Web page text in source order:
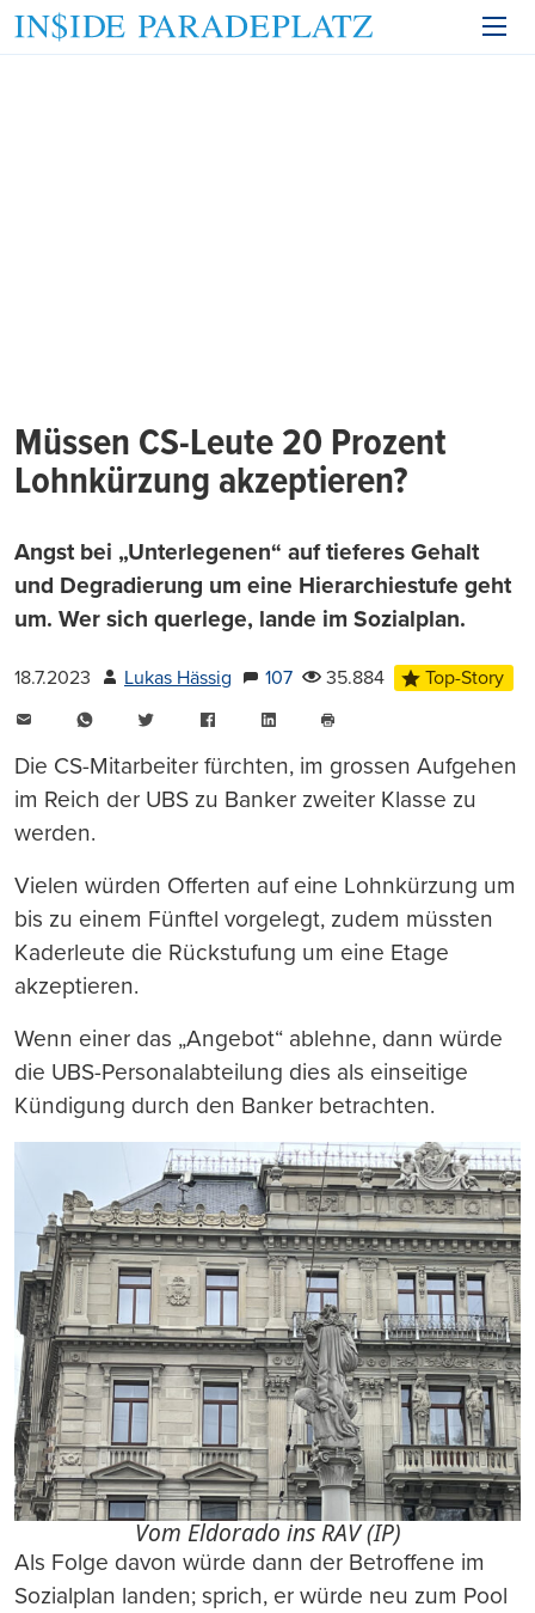
Müssen CS-Leute 20 Prozent
Lohnkürzung akzeptieren?
Angst bei „Unterlegenen“ auf tieferes Gehalt
und Degradierung um eine Hierarchiestufe geht
um. Wer sich querlege, lande im Sozialplan.
18.7.2023 Lukas Hässig 107 35.884
Top-Story
WhatsAppTwitter FacebookLinkedIn
Die CS-Mitarbeiter fürchten, im grossen Aufgehen
im Reich der UBS zu Banker zweiter Klasse zu
werden.
Vielen würden Offerten auf eine Lohnkürzung um
bis zu einem Fünftel vorgelegt, zudem müssten
Kaderleute die Rückstufung um eine Etage
akzeptieren.
Wenn einer das „Angebot“ ablehne, dann würde
die UBS-Personalabteilung dies als einseitige
Kündigung durch den Banker betrachten.
Vom Eldorado ins RAV (IP)
Als Folge davon würde dann der Betroffene im
Sozialplan landen; sprich, er würde neu zum Pool